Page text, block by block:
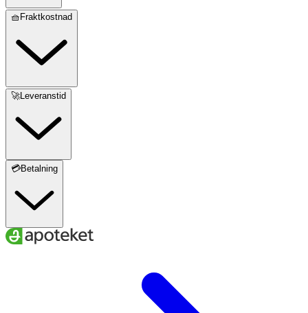
🧺Fraktkostnad
🚀Leveranstid
💳Betalning